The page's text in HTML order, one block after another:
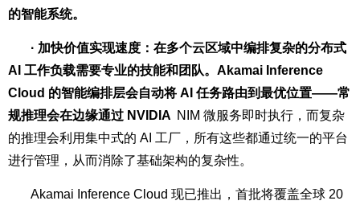
的智能系统。
· 加快价值实现速度：在多个云区域中编排复杂的分布式
AI 工作负载需要专业的技能和团队。Akamai Inference
Cloud 的智能编排层会自动将 AI 任务路由到最优位置——常
规推理会在边缘通过 NVIDIA NIM 微服务即时执行，而复杂
的推理会利用集中式的 AI 工厂，所有这些都通过统一的平台
进行管理，从而消除了基础架构的复杂性。
Akamai Inference Cloud 现已推出，首批将覆盖全球 20